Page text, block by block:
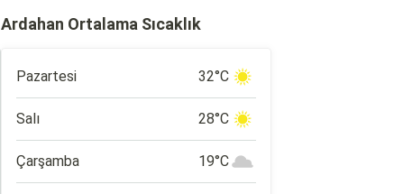
Ardahan Ortalama Sıcaklık
Pazartesi 32°C
Salı 28°C
Çarşamba 19°C